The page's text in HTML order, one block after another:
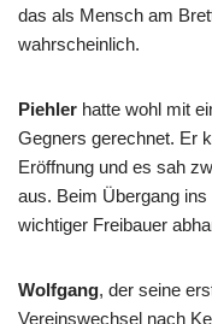
das als Mensch am
wahrscheinlich.
Piehler hatte wohl mit
Gegners gerechnet. Er
Eröffnung und es sah
aus. Beim Übergang
wichtiger Freibauer
Wolfgang, der seine
Vereinswechsel nach